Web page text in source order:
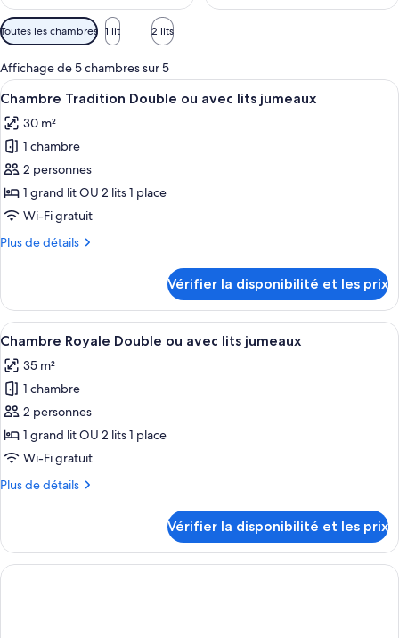
Filtres
disponibles
pour
les
chambres
Toutes les chambres 1 lit 2 lits
Affichage de 5 chambres sur 5
Afficher
toutes
les
photos
pour
ce
type
chambre :
Double
ou
avec
lits
jumeaux
Une chambre d’hôtel comprenant
7
Chambre Tradition Double ou avec lits jumeaux
30 m²
1 chambre
2 personnes
1 grand lit OU 2 lits 1 place
Wi-Fi gratuit
Plus de détails
Plus
le
type
de
Chambre
Tradition
Double
ou
avec
lits
jumeaux
Vérifier la disponibilité et les prix
Afficher
toutes
les
photos
pour
ce
type
chambre :
Double
ou
Un lit double avec une literie
8
Chambre Royale Double ou avec lits jumeaux
35 m²
1 chambre
2 personnes
1 grand lit OU 2 lits 1 place
Wi-Fi gratuit
Plus de détails
Plus
le
type
de
Vérifier la disponibilité et les prix